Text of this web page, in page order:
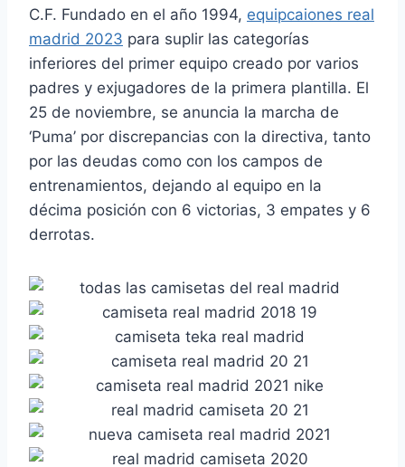
C.F. Fundado en el año 1994, equipcaiones real
madrid 2023 para suplir las categorías
inferiores del primer equipo creado por varios
padres y exjugadores de la primera plantilla. El
25 de noviembre, se anuncia la marcha de
‘Puma’ por discrepancias con la directiva, tanto
por las deudas como con los campos de
entrenamientos, dejando al equipo en la
décima posición con 6 victorias, 3 empates y 6
derrotas.